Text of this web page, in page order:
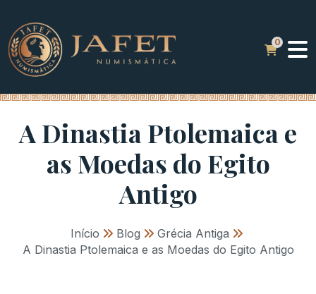
A Dinastia Ptolemaica e
as Moedas do Egito
Antigo
Início » Blog » Grécia Antiga »
A Dinastia Ptolemaica e as Moedas do Egito Antigo